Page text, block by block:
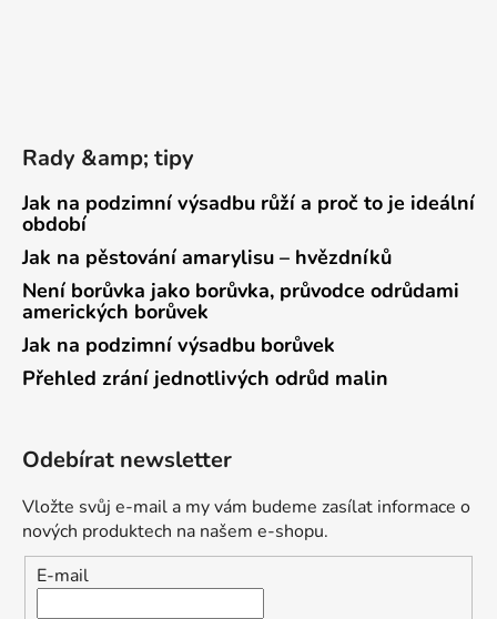
Rady &amp; tipy
Jak na podzimní výsadbu růží a proč to je ideální
období
Jak na pěstování amarylisu – hvězdníků
Není borůvka jako borůvka, průvodce odrůdami
amerických borůvek
Jak na podzimní výsadbu borůvek
Přehled zrání jednotlivých odrůd malin
Odebírat newsletter
Vložte svůj e-mail a my vám budeme zasílat informace o
nových produktech na našem e-shopu.
E-mail